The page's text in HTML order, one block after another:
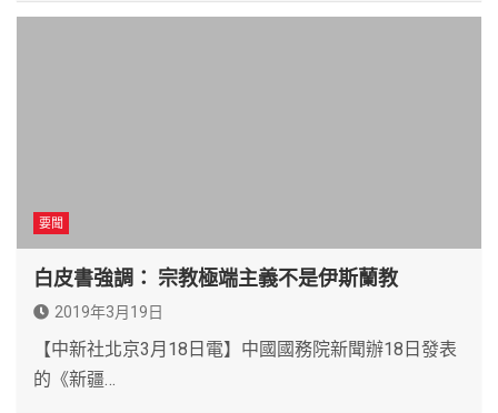
要聞
白皮書強調： 宗教極端主義不是伊斯蘭教
2019年3月19日
【中新社北京3月18日電】中國國務院新聞辦18日發表
的《新疆…